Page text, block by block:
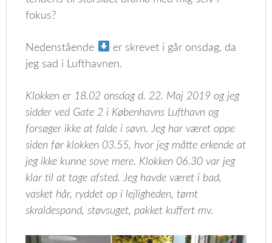
fokus?
Nedenstående
er skrevet i går onsdag, da
jeg sad i Lufthavnen.
Klokken er 18.02 onsdag d. 22. Maj 2019 og jeg
sidder ved Gate 2 i Københavns Lufthavn og
forsøger ikke at falde i søvn. Jeg har været oppe
siden før klokken 03.55, hvor jeg måtte erkende at
jeg ikke kunne sove mere. Klokken 06.30 var jeg
klar til at tage afsted. Jeg havde været i bad,
vasket hår, ryddet op i lejligheden, tømt
skraldespand, støvsuget, pakket kuffert mv.